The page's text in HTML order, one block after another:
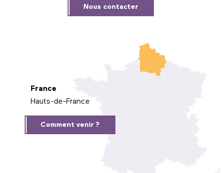
Nous contacter
France
Hauts-de-France
Comment venir ?